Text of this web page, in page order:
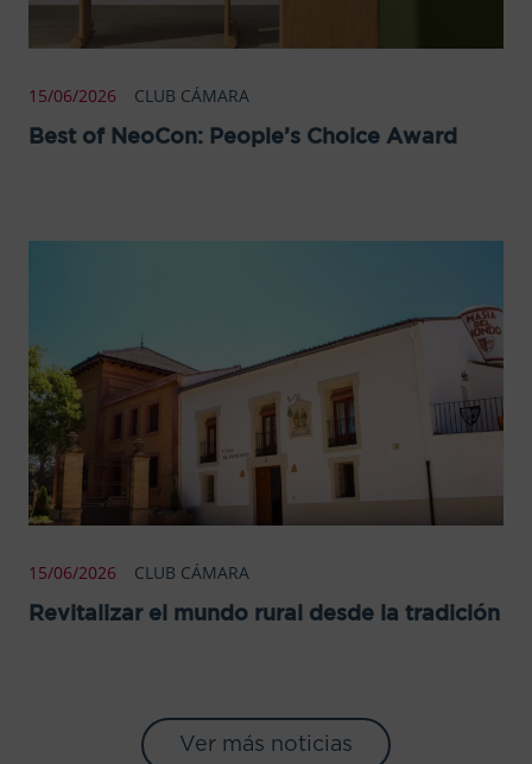
15/06/2026 CLUB CÁMARA
Best of NeoCon: People’s Choice Award
15/06/2026 CLUB CÁMARA
Revitalizar el mundo rural desde la tradición
Ver más noticias